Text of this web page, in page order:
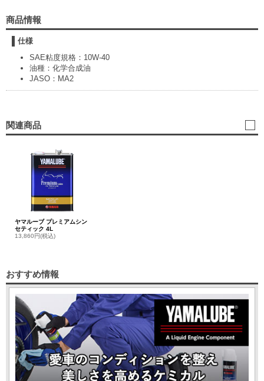
商品情報
仕様
SAE粘度規格：10W-40
油種：化学合成油
JASO：MA2
関連商品
ヤマルーブ プレミアムシン
セティック 4L
13,860円(税込)
おすすめ情報